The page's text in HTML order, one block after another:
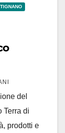
del
Terra di
prodotti e